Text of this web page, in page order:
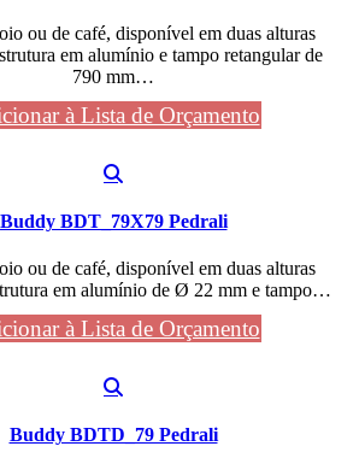
ou de café, disponível em duas alturas
em alumínio e tampo retangular de
790 mm…
à Lista de Orçamento
Buddy BDT_79X79 Pedrali
ou de café, disponível em duas alturas
em alumínio de Ø 22 mm e tampo…
à Lista de Orçamento
Buddy BDTD_79 Pedrali